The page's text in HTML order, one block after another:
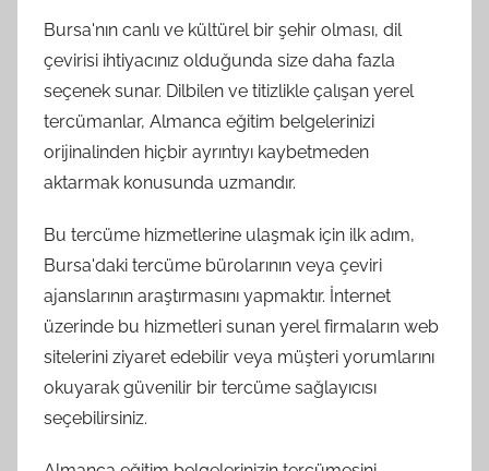
Bursa'nın canlı ve kültürel bir şehir olması, dil
çevirisi ihtiyacınız olduğunda size daha fazla
seçenek sunar. Dilbilen ve titizlikle çalışan yerel
tercümanlar, Almanca eğitim belgelerinizi
orijinalinden hiçbir ayrıntıyı kaybetmeden
aktarmak konusunda uzmandır.
Bu tercüme hizmetlerine ulaşmak için ilk adım,
Bursa'daki tercüme bürolarının veya çeviri
ajanslarının araştırmasını yapmaktır. İnternet
üzerinde bu hizmetleri sunan yerel firmaların web
sitelerini ziyaret edebilir veya müşteri yorumlarını
okuyarak güvenilir bir tercüme sağlayıcısı
seçebilirsiniz.